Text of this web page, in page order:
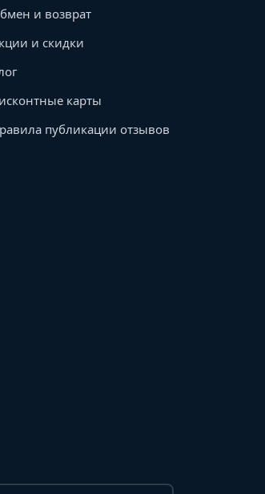
и возврат
и скидки
карты
публикации отзывов